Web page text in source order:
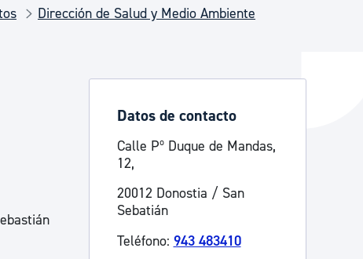
Dirección de Salud y Medio Ambiente
Datos de contacto
Calle Pº Duque de Mandas,
12,
20012 Donostia / San
Sebatián
Teléfono: 943 483410